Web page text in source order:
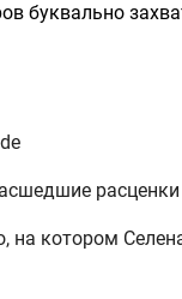
буквально
на котором